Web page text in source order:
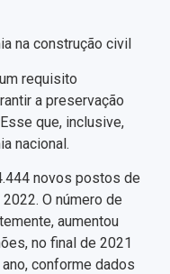
na construção civil
requisito
a preservação
que, inclusive,
nacional.
novos postos de
O número de
aumentou
no final de 2021
conforme dados